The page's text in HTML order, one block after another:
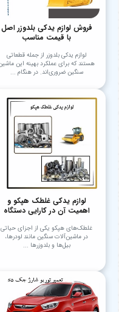
فروش لوازم یدکی بلدوزر اصل
با قیمت مناسب
لوازم یدکی بلدوزر از جمله قطعاتی
هستند که برای عملکرد بهینه این
سنگین ضروری‌اند. در هنگام ...
لوازم یدکی غلطک هپکو و
اهمیت آن در کارایی دستگاه
غلطک‌های هپکو یکی از اجزای حیاتی
در ماشین‌آلات سنگین مانند لودرها،
بیل‌ها و بلدوزرها ...